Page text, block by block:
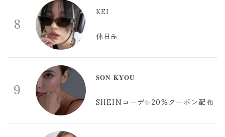
8
KEI
休日☕️
9
𝐒𝐎𝐍 𝐊𝐘𝐎𝐔
SHEINコーデ✨20%クーポン配布